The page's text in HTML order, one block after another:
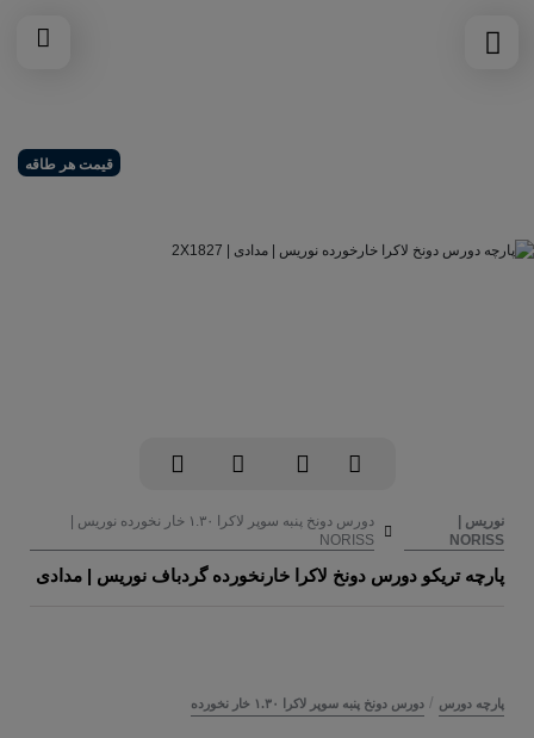
قیمت هر طاقه
نوریس |
NORISS
دورس دونخ پنبه سوپر لاکرا ۱.۳۰ خار نخورده نوریس |
NORISS
پارچه تریکو دورس دونخ لاکرا خارنخورده گردباف نوریس | مدادی
پارچه دورس / دورس دونخ پنبه سوپر لاکرا ۱.۳۰ خار نخورده